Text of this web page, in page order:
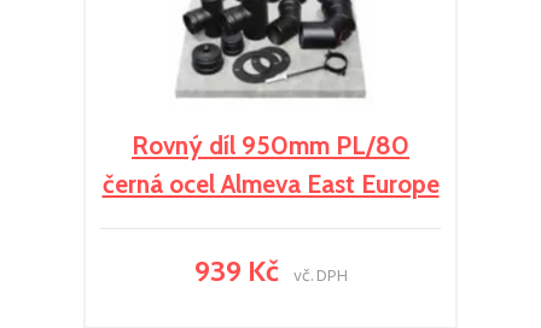
Rovný díl 950mm PL/80
černá ocel Almeva East Europe
939 Kč vč. DPH